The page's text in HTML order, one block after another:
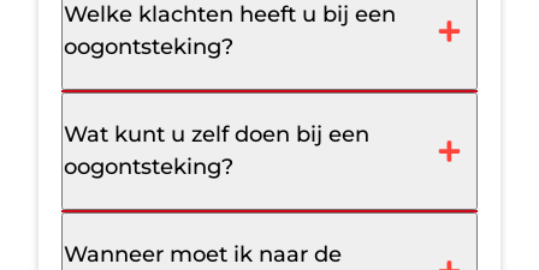
Welke klachten heeft u bij een
oogontsteking?
Wat kunt u zelf doen bij een
oogontsteking?
Wanneer moet ik naar de